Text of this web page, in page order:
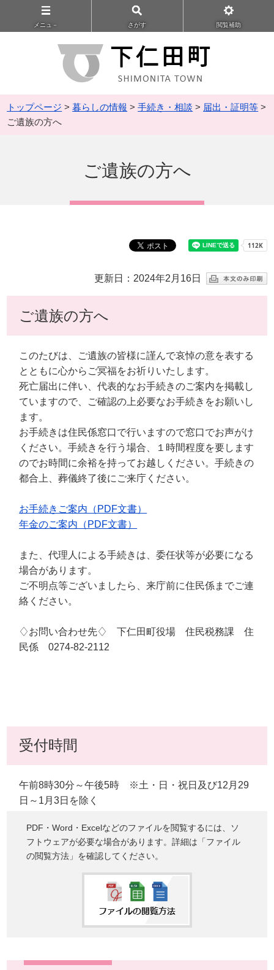
メニュ－ さがす 閲覧補助
トップページ >暮らしの情報 >手続き・相談 > 届出・証明等 >
ご遺族の方へ
ご遺族の方へ
更新日：2024年2月16日
ご遺族の方へ
このたびは、ご遺族の皆様に謹んで哀悼の意を表する
とともに心からご冥福をお祈りいたします。
死亡届出に伴い、代表的なお手続きのご案内を掲載し
ていますので、ご確認の上必要なお手続きをお願いし
ます。
お手続きは住民係窓口で行いますので窓口でお声がけ
ください。手続きを行う場合、１時間程度を要します
のでお時間に余裕を持ってお越しください。手続きの
都合上、葬儀終了後にご来庁ください。
お手続きご案内（PDF文書）
年金のご案内（PDF文書）
また、代理人による手続きは、委任状等が必要になる
場合があります。
ご不明点等ございましたら、来庁前に住民係までご連
絡ください。
♢お問い合わせ先♢ 下仁田町役場 住民税務課 住
民係 0274-82-2112
受付時間
午前8時30分～午後5時 ※土・日・祝日及び12月29
日～1月3日を除く
PDF・Word・Excelなどのファイルを閲覧するには、ソ
フトウェアが必要な場合があります。詳細は「ファイル
の閲覧方法」を確認してください。